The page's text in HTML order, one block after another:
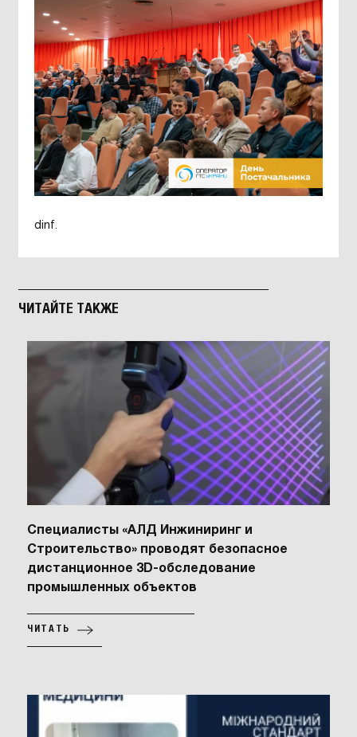
dinf.
ЧИТАЙТЕ ТАКЖЕ
Специалисты «АЛД Инжиниринг и
Строительство» проводят безопасное
дистанционное 3D-обследование
промышленных объектов
ЧИТАТЬ